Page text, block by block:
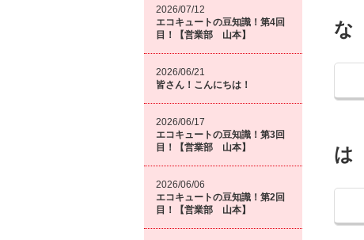
2026/07/12
エコキュートの豆知識！第4回
目！【営業部 山本】
2026/06/21
皆さん！こんにちは！
2026/06/17
エコキュートの豆知識！第3回
目！【営業部 山本】
2026/06/06
エコキュートの豆知識！第2回
目！【営業部 山本】
な
は